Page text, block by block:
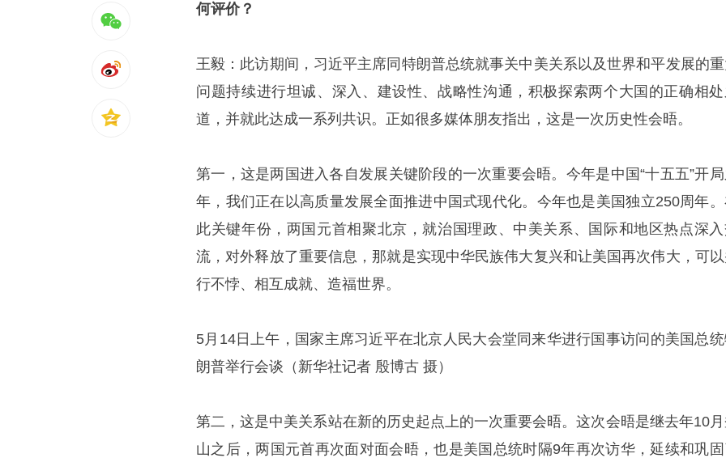
何评价？
王毅：此访期间，习近平主席同特朗普总统就事关中美关系以及世界和平发展的
问题持续进行坦诚、深入、建设性、战略性沟通，积极探索两个大国的正确相处
道，并就此达成一系列共识。正如很多媒体朋友指出，这是一次历史性会晤。
第一，这是两国进入各自发展关键阶段的一次重要会晤。今年是中国“十五五”开局
年，我们正在以高质量发展全面推进中国式现代化。今年也是美国独立250周年
此关键年份，两国元首相聚北京，就治国理政、中美关系、国际和地区热点深入
流，对外释放了重要信息，那就是实现中华民族伟大复兴和让美国再次伟大，可
行不悖、相互成就、造福世界。
5月14日上午，国家主席习近平在北京人民大会堂同来华进行国事访问的美国总
朗普举行会谈（新华社记者 殷博古 摄）
第二，这是中美关系站在新的历史起点上的一次重要会晤。这次会晤是继去年10
山之后，两国元首再次面对面会晤，也是美国总统时隔9年再次访华，延续和巩固